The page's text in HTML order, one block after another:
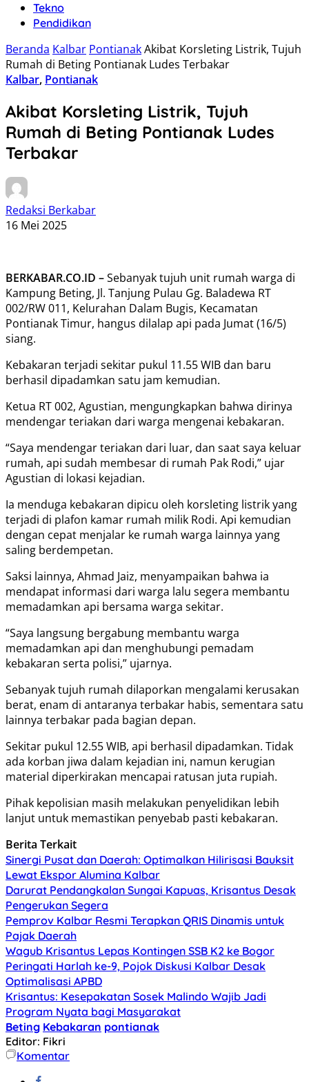
Tekno
Pendidikan
Beranda Kalbar PontianakAkibat Korsleting Listrik, Tujuh
Rumah di Beting Pontianak Ludes Terbakar
Kalbar, Pontianak
Akibat Korsleting Listrik, Tujuh
Rumah di Beting Pontianak Ludes
Terbakar
Redaksi Berkabar
16 Mei 2025
BERKABAR.CO.ID –Sebanyak tujuh unit rumah warga di
Kampung Beting, Jl. Tanjung Pulau Gg. Baladewa RT
002/RW 011, Kelurahan Dalam Bugis, Kecamatan
Pontianak Timur, hangus dilalap api pada Jumat (16/5)
siang.
Kebakaran terjadi sekitar pukul 11.55 WIB dan baru
berhasil dipadamkan satu jam kemudian.
Ketua RT 002, Agustian, mengungkapkan bahwa dirinya
mendengar teriakan dari warga mengenai kebakaran.
“Saya mendengar teriakan dari luar, dan saat saya keluar
rumah, api sudah membesar di rumah Pak Rodi,” ujar
Agustian di lokasi kejadian.
Ia menduga kebakaran dipicu oleh korsleting listrik yang
terjadi di plafon kamar rumah milik Rodi. Api kemudian
dengan cepat menjalar ke rumah warga lainnya yang
saling berdempetan.
Saksi lainnya, Ahmad Jaiz, menyampaikan bahwa ia
mendapat informasi dari warga lalu segera membantu
memadamkan api bersama warga sekitar.
“Saya langsung bergabung membantu warga
memadamkan api dan menghubungi pemadam
kebakaran serta polisi,” ujarnya.
Sebanyak tujuh rumah dilaporkan mengalami kerusakan
berat, enam di antaranya terbakar habis, sementara satu
lainnya terbakar pada bagian depan.
Sekitar pukul 12.55 WIB, api berhasil dipadamkan. Tidak
ada korban jiwa dalam kejadian ini, namun kerugian
material diperkirakan mencapai ratusan juta rupiah.
Pihak kepolisian masih melakukan penyelidikan lebih
lanjut untuk memastikan penyebab pasti kebakaran.
Berita Terkait
Sinergi Pusat dan Daerah: Optimalkan Hilirisasi Bauksit
Lewat Ekspor Alumina Kalbar
Darurat Pendangkalan Sungai Kapuas, Krisantus Desak
Pengerukan Segera
Pemprov Kalbar Resmi Terapkan QRIS Dinamis untuk
Pajak Daerah
Wagub Krisantus Lepas Kontingen SSB K2 ke Bogor
Peringati Harlah ke-9, Pojok Diskusi Kalbar Desak
Optimalisasi APBD
Krisantus: Kesepakatan Sosek Malindo Wajib Jadi
Program Nyata bagi Masyarakat
Beting Kebakaran pontianak
Editor: Fikri
Komentar